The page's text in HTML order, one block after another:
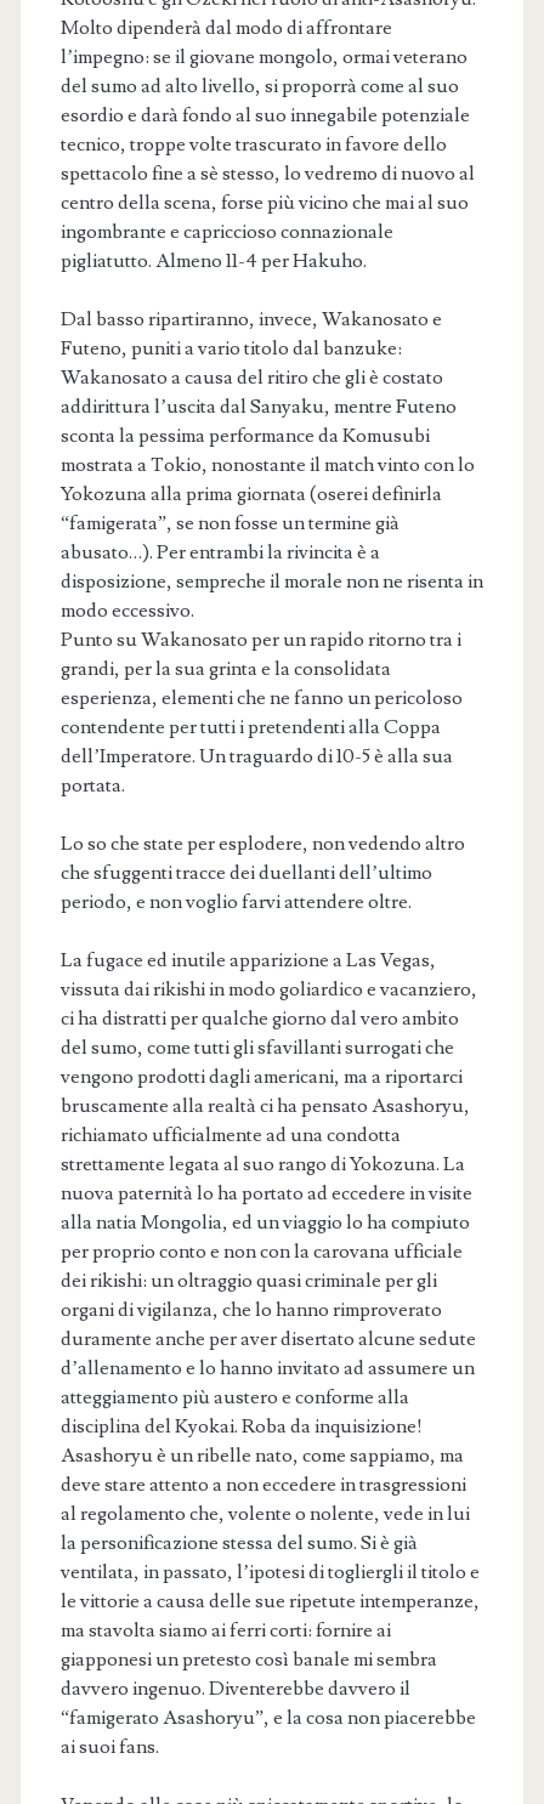
Molto dipenderà dal modo di affrontare
l’impegno: se il giovane mongolo, ormai veterano
del sumo ad alto livello, si proporrà come al suo
esordio e darà fondo al suo innegabile potenziale
tecnico, troppe volte trascurato in favore dello
spettacolo fine a sè stesso, lo vedremo di nuovo al
centro della scena, forse più vicino che mai al suo
ingombrante e capriccioso connazionale
pigliatutto. Almeno 11-4 per Hakuho.
Dal basso ripartiranno, invece, Wakanosato e
Futeno, puniti a vario titolo dal banzuke:
Wakanosato a causa del ritiro che gli è costato
addirittura l’uscita dal Sanyaku, mentre Futeno
sconta la pessima performance da Komusubi
mostrata a Tokio, nonostante il match vinto con lo
Yokozuna alla prima giornata (oserei definirla
“famigerata”, se non fosse un termine già
abusato…). Per entrambi la rivincita è a
disposizione, sempreche il morale non ne risenta in
modo eccessivo.
Punto su Wakanosato per un rapido ritorno tra i
grandi, per la sua grinta e la consolidata
esperienza, elementi che ne fanno un pericoloso
contendente per tutti i pretendenti alla Coppa
dell’Imperatore. Un traguardo di 10-5 è alla sua
portata.
Lo so che state per esplodere, non vedendo altro
che sfuggenti tracce dei duellanti dell’ultimo
periodo, e non voglio farvi attendere oltre.
La fugace ed inutile apparizione a Las Vegas,
vissuta dai rikishi in modo goliardico e vacanziero,
ci ha distratti per qualche giorno dal vero ambito
del sumo, come tutti gli sfavillanti surrogati che
vengono prodotti dagli americani, ma a riportarci
bruscamente alla realtà ci ha pensato Asashoryu,
richiamato ufficialmente ad una condotta
strettamente legata al suo rango di Yokozuna. La
nuova paternità lo ha portato ad eccedere in visite
alla natia Mongolia, ed un viaggio lo ha compiuto
per proprio conto e non con la carovana ufficiale
dei rikishi: un oltraggio quasi criminale per gli
organi di vigilanza, che lo hanno rimproverato
duramente anche per aver disertato alcune sedute
d’allenamento e lo hanno invitato ad assumere un
atteggiamento più austero e conforme alla
disciplina del Kyokai. Roba da inquisizione!
Asashoryu è un ribelle nato, come sappiamo, ma
deve stare attento a non eccedere in trasgressioni
al regolamento che, volente o nolente, vede in lui
la personificazione stessa del sumo. Si è già
ventilata, in passato, l’ipotesi di togliergli il titolo e
le vittorie a causa delle sue ripetute intemperanze,
ma stavolta siamo ai ferri corti: fornire ai
giapponesi un pretesto così banale mi sembra
davvero ingenuo. Diventerebbe davvero il
“famigerato Asashoryu”, e la cosa non piacerebbe
ai suoi fans.